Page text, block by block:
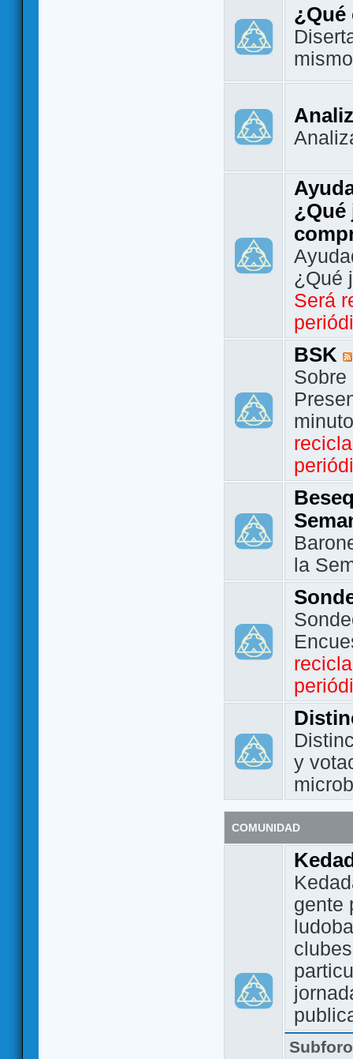
¿Qué
¿Qué
¿Qué
Será
BSK
Sobre
la
y
COMUNIDAD
gente